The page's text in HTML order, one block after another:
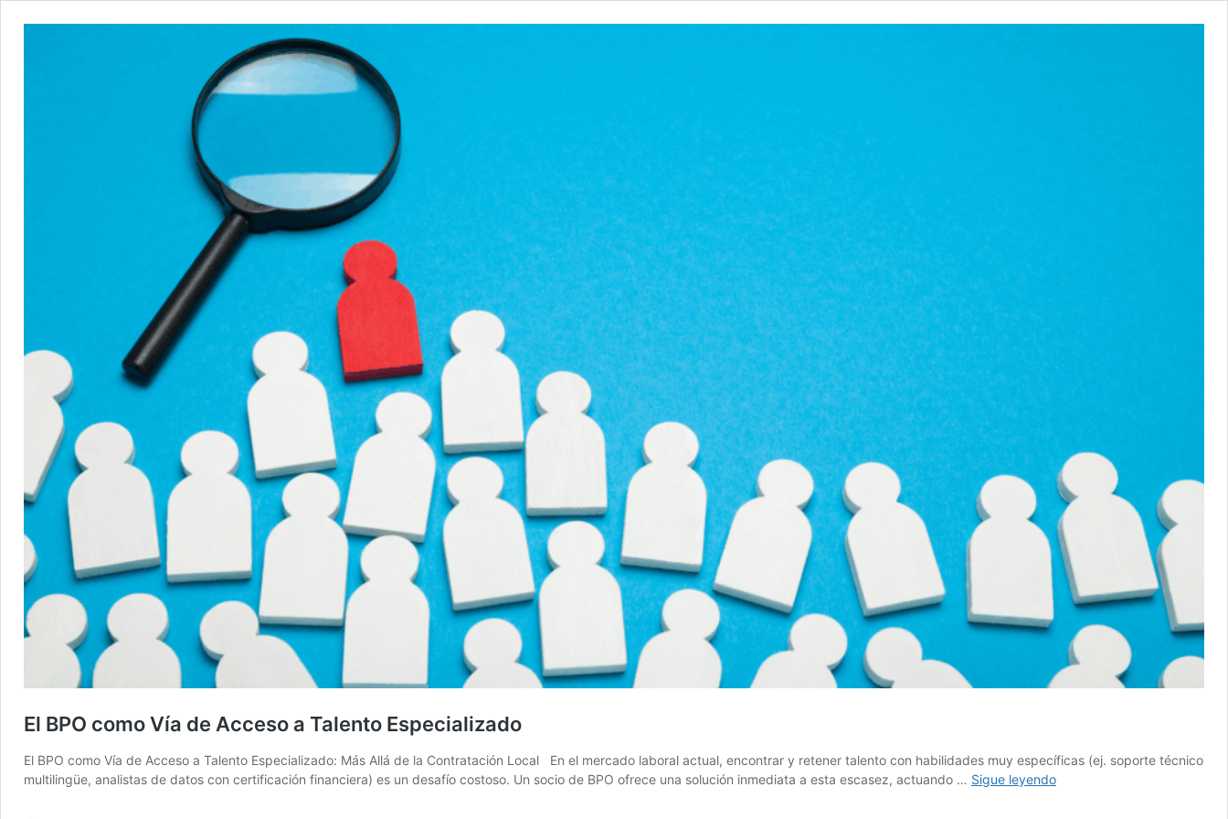
El BPO como Vía de Acceso a Talento Especializado
El BPO como Vía de Acceso a Talento Especializado: Más Allá de la Contratación Local En el mercado laboral actual, encontrar y retener talento con habilidades muy específicas (ej. soporte técnico
multilingüe, analistas de datos con certificación financiera) es un desafío costoso. Un socio de BPO ofrece una solución inmediata a esta escasez, actuando … Sigue leyendoEl